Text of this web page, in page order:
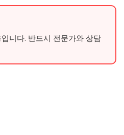
니다. 반드시 전문가와 상담